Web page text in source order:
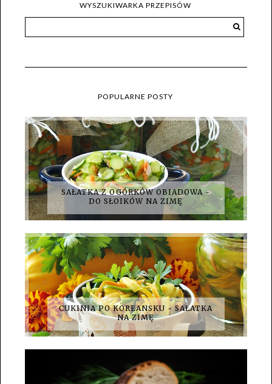
WYSZUKIWARKA PRZEPISÓW
POPULARNE POSTY
SAŁATKA Z OGÓRKÓW OBIADOWA -
DO SŁOIKÓW NA ZIMĘ
CUKINIA PO KOREANSKU - SAŁATKA
NA ZIMĘ